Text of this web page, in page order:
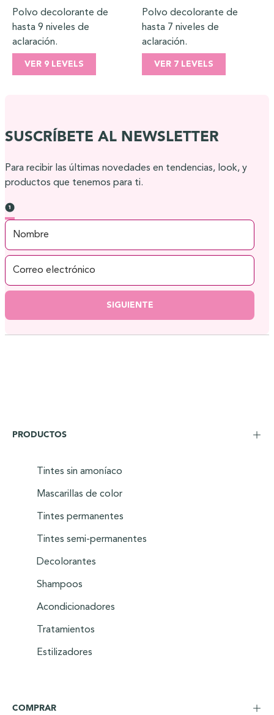
Polvo decolorante de
hasta 9 niveles de
aclaración.
VER 9 LEVELS
Polvo decolorante de
hasta 7 niveles de
aclaración.
VER 7 LEVELS
SUSCRÍBETE AL NEWSLETTER
Para recibir las últimas novedades en tendencias, look, y
productos que tenemos para ti.
SIGUIENTE
PRODUCTOS
Tintes sin amoníaco
Mascarillas de color
Tintes permanentes
Tintes semi-permanentes
Decolorantes
Shampoos
Acondicionadores
Tratamientos
Estilizadores
COMPRAR